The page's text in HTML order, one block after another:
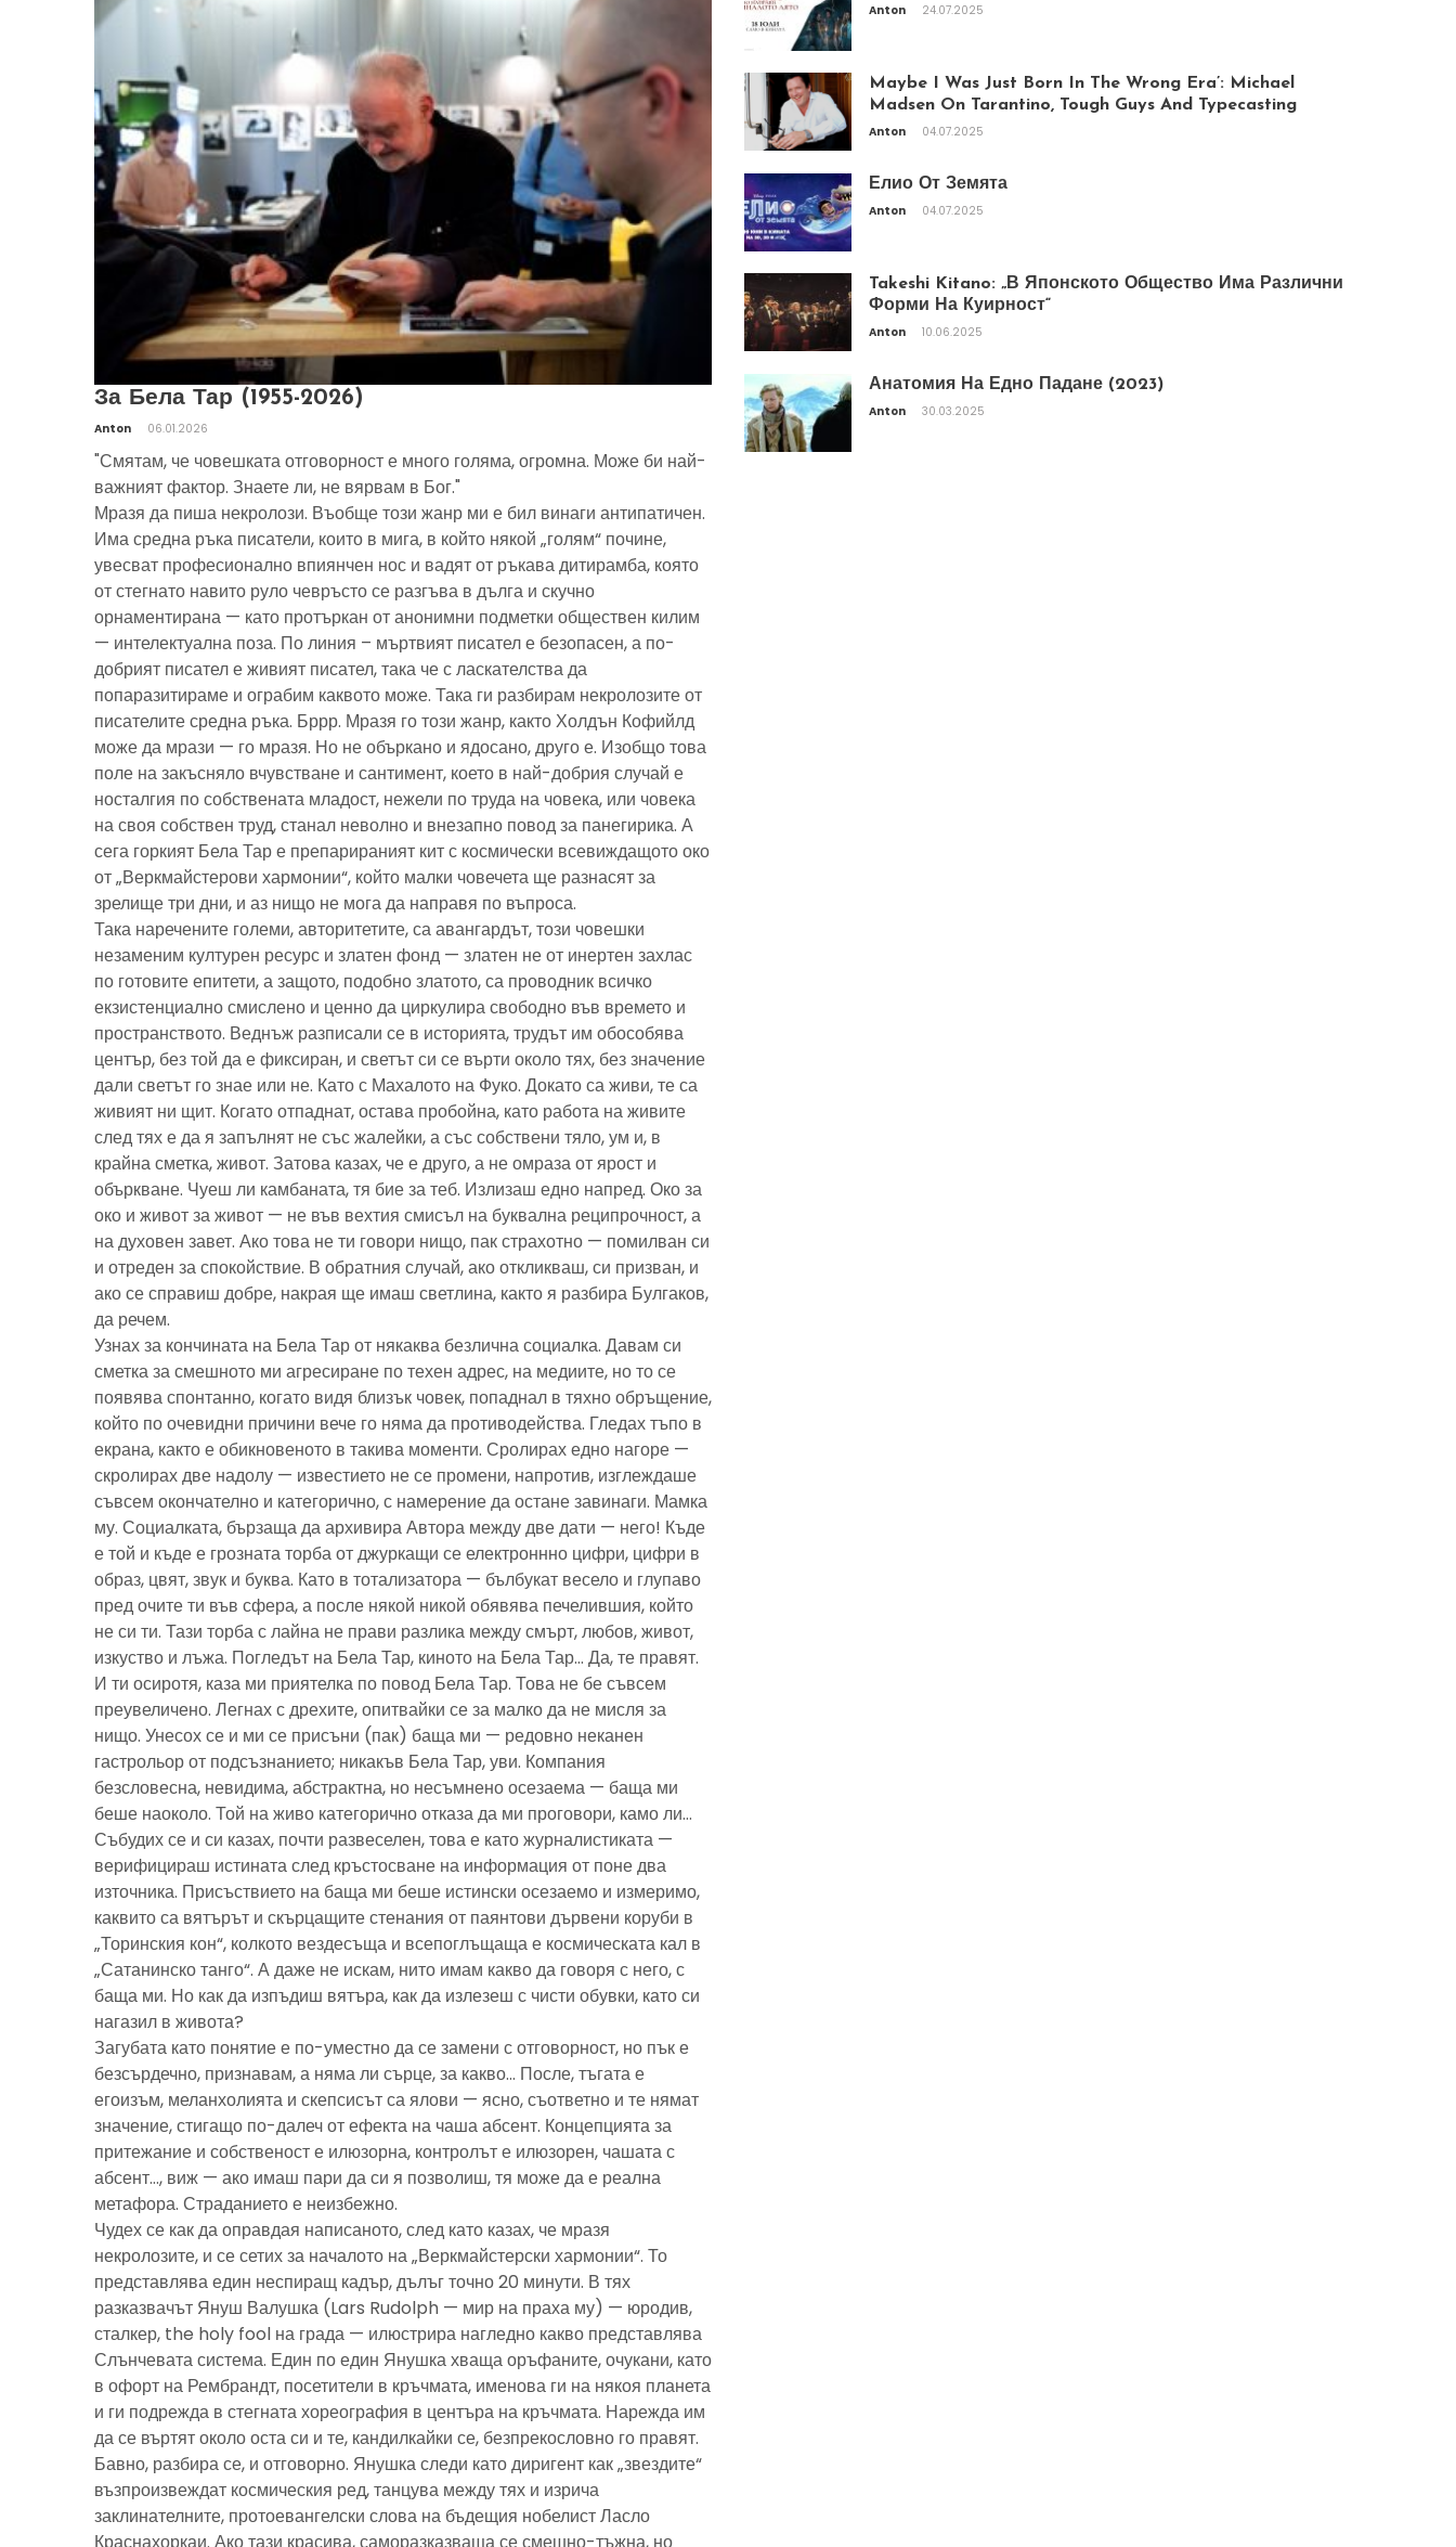
За Бела Тар (1955-2026)
Anton 06.01.2026
"Смятам, че човешката отговорност е много голяма, огромна. Може би най-
важният фактор. Знаете ли, не вярвам в Бог."
Мразя да пиша некролози. Въобще този жанр ми е бил винаги антипатичен.
Има средна ръка писатели, които в мига, в който някой „голям“ почине,
увесват професионално впиянчен нос и вадят от ръкава дитирамба, която
от стегнато навито руло чевръсто се разгъва в дълга и скучно
орнаментирана — като протъркан от анонимни подметки обществен килим
— интелектуална поза. По линия – мъртвият писател е безопасен, а по-
добрият писател е живият писател, така че с ласкателства да
попаразитираме и ограбим каквото може. Така ги разбирам некролозите от
писателите средна ръка. Бррр. Мразя го този жанр, както Холдън Кофийлд
може да мрази — го мразя. Но не объркано и ядосано, друго е. Изобщо това
поле на закъсняло вчувстване и сантимент, което в най-добрия случай е
носталгия по собствената младост, нежели по труда на човека, или човека
на своя собствен труд, станал неволно и внезапно повод за панегирика. А
сега горкият Бела Тар е препарираният кит с космически всевиждащото око
от „Веркмайстерови хармонии“, който малки човечета ще разнасят за
зрелище три дни, и аз нищо не мога да направя по въпроса.
Така наречените големи, авторитетите, са авангардът, този човешки
незаменим културен ресурс и златен фонд — златен не от инертен захлас
по готовите епитети, а защото, подобно златото, са проводник всичко
екзистенциално смислено и ценно да циркулира свободно във времето и
пространството. Веднъж разписали се в историята, трудът им обособява
център, без той да е фиксиран, и светът си се върти около тях, без значение
дали светът го знае или не. Като с Махалото на Фуко. Докато са живи, те са
живият ни щит. Когато отпаднат, остава пробойна, като работа на живите
след тях е да я запълнят не със жалейки, а със собствени тяло, ум и, в
крайна сметка, живот. Затова казах, че е друго, а не омраза от ярост и
объркване. Чуеш ли камбаната, тя бие за теб. Излизаш едно напред. Око за
око и живот за живот — не във вехтия смисъл на буквална реципрочност, а
на духовен завет. Ако това не ти говори нищо, пак страхотно — помилван си
и отреден за спокойствие. В обратния случай, ако откликваш, си призван, и
ако се справиш добре, накрая ще имаш светлина, както я разбира Булгаков,
да речем.
Узнах за кончината на Бела Тар от някаква безлична социалка. Давам си
сметка за смешното ми агресиране по техен адрес, на медиите, но то се
появява спонтанно, когато видя близък човек, попаднал в тяхно обръщение,
който по очевидни причини вече го няма да противодейства. Гледах тъпо в
екрана, както е обикновеното в такива моменти. Сролирах едно нагоре —
скролирах две надолу — известието не се промени, напротив, изглеждаше
съвсем окончателно и категорично, с намерение да остане завинаги. Мамка
му. Социалката, бързаща да архивира Автора между две дати — него! Къде
е той и къде е грозната торба от джуркащи се електроннно цифри, цифри в
образ, цвят, звук и буква. Като в тотализатора — бълбукат весело и глупаво
пред очите ти във сфера, а после някой никой обявява печелившия, който
не си ти. Тази торба с лайна не прави разлика между смърт, любов, живот,
изкуство и лъжа. Погледът на Бела Тар, киното на Бела Тар… Да, те правят.
И ти осиротя, каза ми приятелка по повод Бела Тар. Това не бе съвсем
преувеличено. Легнах с дрехите, опитвайки се за малко да не мисля за
нищо. Унесох се и ми се присъни (пак) баща ми — редовно неканен
гастрольор от подсъзнанието; никакъв Бела Тар, уви. Компания
безсловесна, невидима, абстрактна, но несъмнено осезаема — баща ми
беше наоколо. Той на живо категорично отказа да ми проговори, камо ли…
Събудих се и си казах, почти развеселен, това е като журналистиката —
верифицираш истината след кръстосване на информация от поне два
източника. Присъствието на баща ми беше истински осезаемо и измеримо,
каквито са вятърът и скърцащите стенания от паянтови дървени коруби в
„Торинския кон“, колкото вездесъща и всепоглъщаща е космическата кал в
„Сатанинско танго“. А даже не искам, нито имам какво да говоря с него, с
баща ми. Но как да изпъдиш вятъра, как да излезеш с чисти обувки, като си
нагазил в живота?
Загубата като понятие е по-уместно да се замени с отговорност, но пък е
безсърдечно, признавам, а няма ли сърце, за какво… После, тъгата е
егоизъм, меланхолията и скепсисът са ялови — ясно, съответно и те нямат
значение, стигащо по-далеч от ефекта на чаша абсент. Концепцията за
притежание и собственост е илюзорна, контролът е илюзорен, чашата с
абсент…, виж — ако имаш пари да си я позволиш, тя може да е реална
метафора. Страданието е неизбежно.
Чудех се как да оправдая написаното, след като казах, че мразя
некролозите, и се сетих за началото на „Веркмайстерски хармонии“. То
представлява един неспиращ кадър, дълъг точно 20 минути. В тях
разказвачът Януш Валушка (Lars Rudolph — мир на праха му) — юродив,
сталкер, the holy fool на града — илюстрира нагледно какво представлява
Слънчевата система. Един по един Янушка хваща оръфаните, очукани, като
в офорт на Рембрандт, посетители в кръчмата, именова ги на някоя планета
и ги подрежда в стегната хореография в центъра на кръчмата. Нарежда им
да се въртят около оста си и те, кандилкайки се, безпрекословно го правят.
Бавно, разбира се, и отговорно. Янушка следи като диригент как „звездите“
възпроизвеждат космическия ред, танцува между тях и изрича
заклинателните, протоевангелски слова на бъдещия нобелист Ласло
Anton 24.07.2025
Maybe I Was Just Born In The Wrong Era’: Michael
Madsen On Tarantino, Tough Guys And Typecasting
Anton 04.07.2025
Елио От Земята
Anton 04.07.2025
Takeshi Kitano: „В Японското Общество Има Различни
Форми На Куирност“
Anton 10.06.2025
Анатомия На Едно Падане (2023)
Anton 30.03.2025